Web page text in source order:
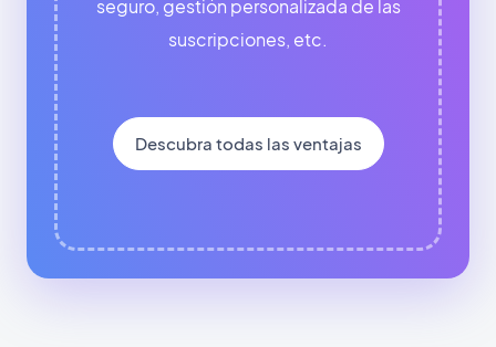
seguro, gestión personalizada de las
suscripciones, etc.
Descubra todas las ventajas